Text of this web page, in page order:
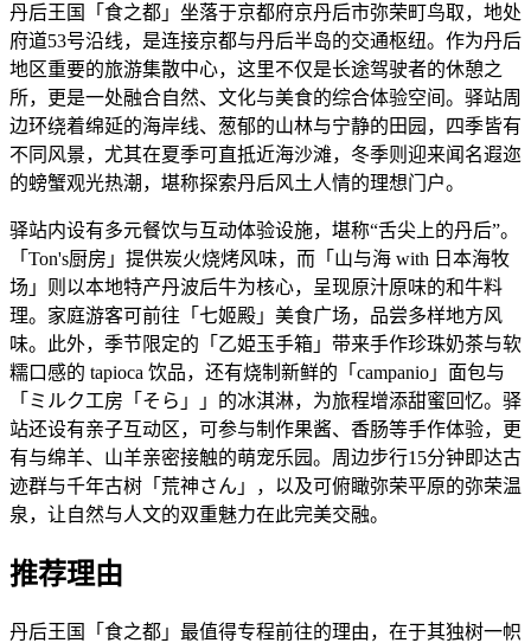
丹后王国「食之都」坐落于京都府京丹后市弥荣町鸟取，地处
府道53号沿线，是连接京都与丹后半岛的交通枢纽。作为丹后
地区重要的旅游集散中心，这里不仅是长途驾驶者的休憩之
所，更是一处融合自然、文化与美食的综合体验空间。驿站周
边环绕着绵延的海岸线、葱郁的山林与宁静的田园，四季皆有
不同风景，尤其在夏季可直抵近海沙滩，冬季则迎来闻名遐迩
的螃蟹观光热潮，堪称探索丹后风土人情的理想门户。
驿站内设有多元餐饮与互动体验设施，堪称“舌尖上的丹后”。
「Ton's厨房」提供炭火烧烤风味，而「山与海 with 日本海牧
场」则以本地特产丹波后牛为核心，呈现原汁原味的和牛料
理。家庭游客可前往「七姬殿」美食广场，品尝多样地方风
味。此外，季节限定的「乙姫玉手箱」带来手作珍珠奶茶与软
糯口感的 tapioca 饮品，还有烧制新鲜的「campanio」面包与
「ミルク工房「そら」」的冰淇淋，为旅程增添甜蜜回忆。驿
站还设有亲子互动区，可参与制作果酱、香肠等手作体验，更
有与绵羊、山羊亲密接触的萌宠乐园。周边步行15分钟即达古
迹群与千年古树「荒神さん」，以及可俯瞰弥荣平原的弥荣温
泉，让自然与人文的双重魅力在此完美交融。
推荐理由
丹后王国「食之都」最值得专程前往的理由，在于其独树一帜